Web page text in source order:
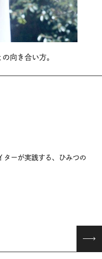
向き合い方。
ターが実践する、ひみつの